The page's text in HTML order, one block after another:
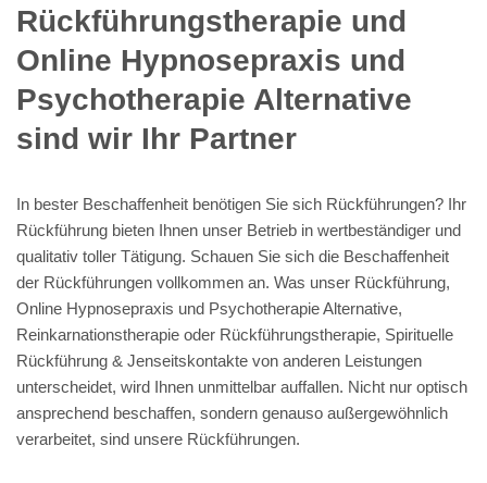
Rückführungstherapie und
Online Hypnosepraxis und
Psychotherapie Alternative
sind wir Ihr Partner
In bester Beschaffenheit benötigen Sie sich Rückführungen? Ihr
Rückführung bieten Ihnen unser Betrieb in wertbeständiger und
qualitativ toller Tätigung. Schauen Sie sich die Beschaffenheit
der Rückführungen vollkommen an. Was unser Rückführung,
Online Hypnosepraxis und Psychotherapie Alternative,
Reinkarnationstherapie oder Rückführungstherapie, Spirituelle
Rückführung & Jenseitskontakte von anderen Leistungen
unterscheidet, wird Ihnen unmittelbar auffallen. Nicht nur optisch
ansprechend beschaffen, sondern genauso außergewöhnlich
verarbeitet, sind unsere Rückführungen.